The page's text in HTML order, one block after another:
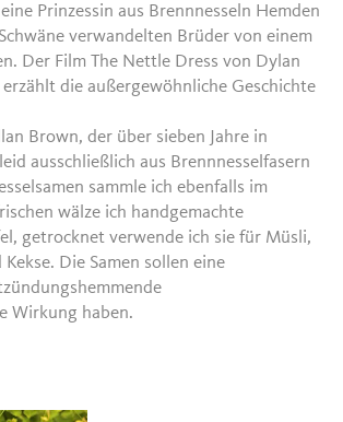
Prinzessin aus Brennnesseln Hemden
verwandelten Brüder von einem
Der Film The Nettle Dress von Dylan
die außergewöhnliche Geschichte
Brown, der über sieben Jahre in
ausschließlich aus Brennnesselfasern
sammle ich ebenfalls im
wälze ich handgemachte
getrocknet verwende ich sie für Müsli,
Die Samen sollen eine
Wirkung haben.